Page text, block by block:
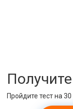
Пройдите тест на